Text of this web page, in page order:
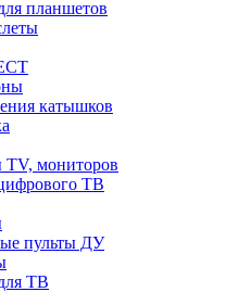
планшетов
катышков
мониторов
ТВ
пульты ДУ
ТВ